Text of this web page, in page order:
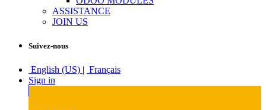
ASSISTANCE
JOIN US
Suivez-nous
English (US) | Français
Sign in